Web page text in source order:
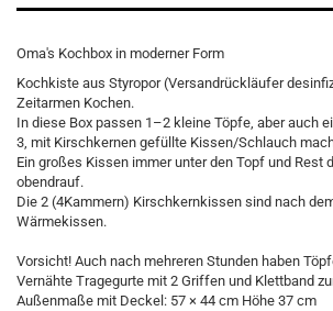
Oma's Kochbox in moderner Form
Kochkiste aus Styropor (Versandrückläufer
Zeitarmen Kochen.
In diese Box passen 1–2 kleine Töpfe, aber auch
3, mit Kirschkernen gefüllte Kissen/Schlauch
Ein großes Kissen immer unter den Topf und Rest
obendrauf.
Die 2 (4Kammern) Kirschkernkissen sind nach
Wärmekissen.
Vorsicht! Auch nach mehreren Stunden haben
Vernähte Tragegurte mit 2 Griffen und Klettband
Außenmaße mit Deckel: 57 × 44 cm Höhe 37 cm